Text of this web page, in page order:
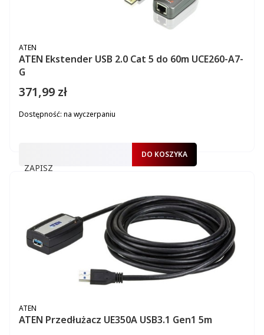
ATEN Ekstender USB 2.0 Cat 5 do 60m UCE260-A7-
G
PRODUCENT
ATEN
Cena
371,99 zł
Dostępność: na wyczerpaniu
ZAPISZ
DO KOSZYKA
ATEN Przedłużacz UE350A USB3.1 Gen1 5m
PRODUCENT
ATEN